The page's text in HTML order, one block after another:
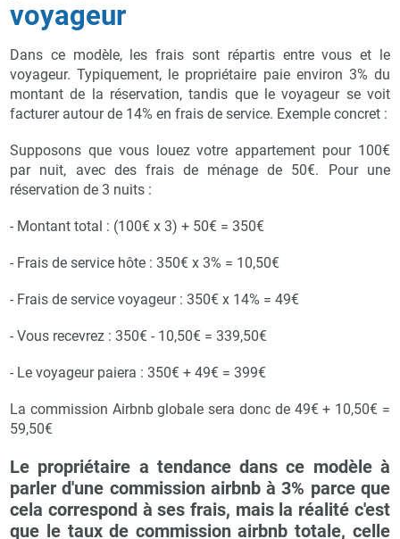
voyageur
Dans ce modèle, les frais sont répartis entre vous et le
voyageur. Typiquement, le propriétaire paie environ 3% du
montant de la réservation, tandis que le voyageur se voit
facturer autour de 14% en frais de service. Exemple concret :
Supposons que vous louez votre appartement pour 100€
par nuit, avec des frais de ménage de 50€. Pour une
réservation de 3 nuits :
- Montant total : (100€ x 3) + 50€ = 350€
- Frais de service hôte : 350€ x 3% = 10,50€
- Frais de service voyageur : 350€ x 14% = 49€
- Vous recevrez : 350€ - 10,50€ = 339,50€
- Le voyageur paiera : 350€ + 49€ = 399€
La commission Airbnb globale sera donc de 49€ + 10,50€ =
59,50€
Le propriétaire a tendance dans ce modèle à
parler d'une commission airbnb à 3% parce que
cela correspond à ses frais, mais la réalité c'est
que le taux de commission airbnb totale, celle